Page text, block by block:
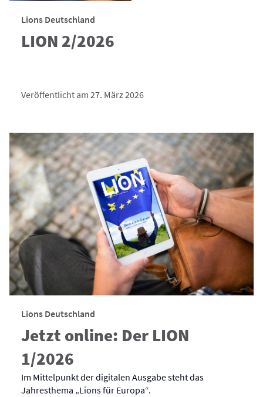
Lions Deutschland
LION 2/2026
Veröffentlicht am 27. März 2026
Lions Deutschland
Jetzt online: Der LION
1/2026
Im Mittelpunkt der digitalen Ausgabe steht das
Jahresthema „Lions für Europa“.